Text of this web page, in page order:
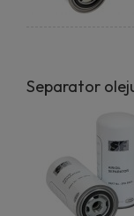
Separator